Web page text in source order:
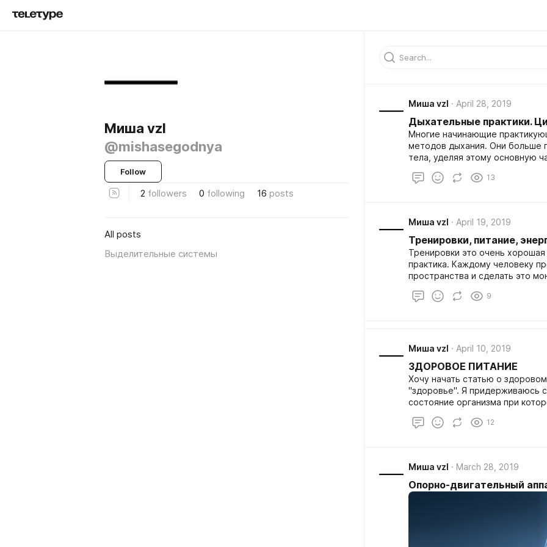
Миша vzl
@mishasegodnya
Follow
2 followers 0 following 16 posts
All posts
Выделительные системы
Миша vzl April 28, 2019
Дыхательные практики.
Многие начинающие
методов дыхания. Они больше
тела, уделяя этому основную
возникают значительные
и напряжение во время
13
Миша vzl April 19, 2019
Тренировки, питание,
Тренировки это очень
практика. Каждому человеку
пространства и сделать это
нагрузок. Занятия йогой и
практиками приносят высокие
9
Миша vzl April 10, 2019
ЗДОРОВОЕ ПИТАНИЕ
Хочу начать статью о
"здоровье". Я придерживаюсь
состояние организма при
подходящие определение так-
процессами загрязнения и при
необходимые ему питательные
дефицитов витаминов, кислот
12
Миша vzl March 28, 2019
Опорно-двигательный